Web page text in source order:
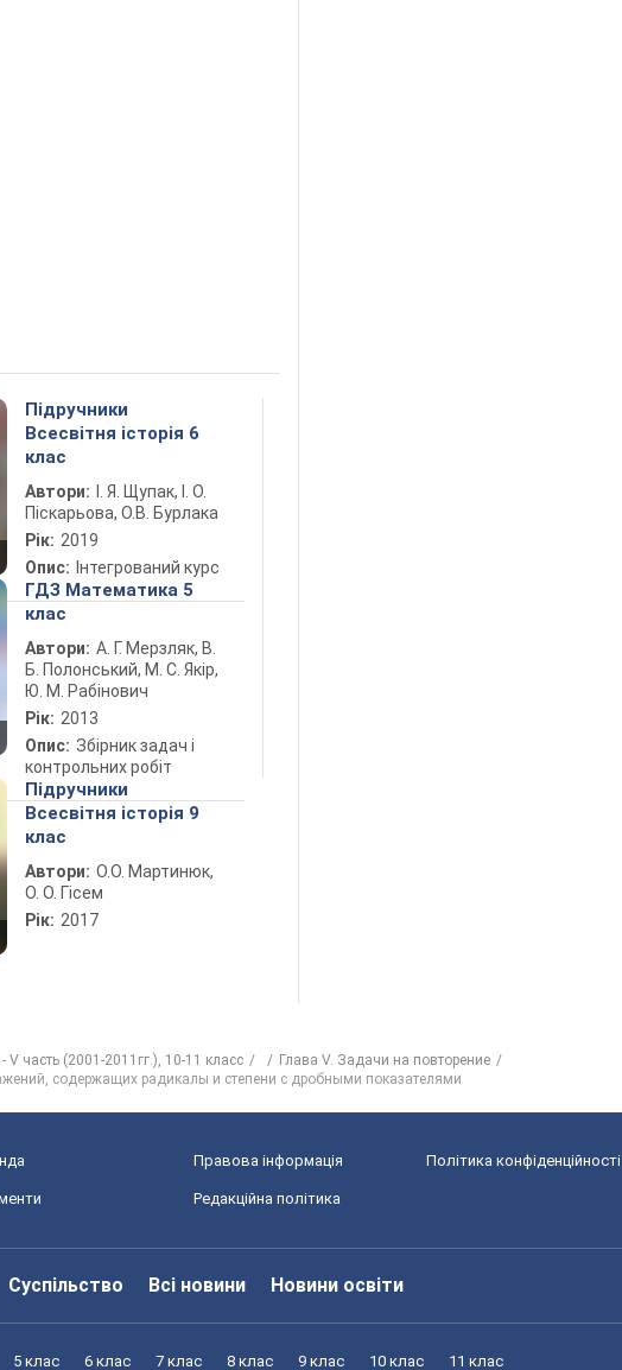
Підручники
Всесвітня історія 6
клас
Автори:
І. Я. Щупак, І. О.
Піскарьова, О.В. Бурлака
Рік: 2019
Опис: Інтегрований курс
ГДЗ Математика 5
клас
Автори: А. Г. Мерзляк, В.
Б. Полонський, М. С. Якір,
Ю. М. Рабінович
Рік: 2013
Опис: Збірник задач і
контрольних робіт
Підручники
Всесвітня історія 9
клас
Автори: О.О. Мартинюк,
О. О. Гісем
Рік: 2017
V часть (2001-2011гг.), 10-11 класс
Глава V. Задачи на повторение
содержащих радикалы и степени с дробными показателями
Правова інформація Політика конфіденційності
Редакційна політика
Суспільство Всі новини Новини освіти
5 клас 6 клас 7 клас 8 клас 9 клас 10 клас 11 клас